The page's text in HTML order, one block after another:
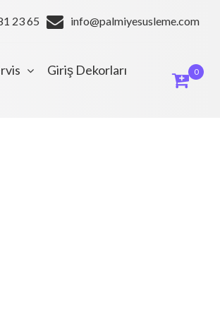
23 65 info@palmiyesusleme.com
Giriş Dekorları
0